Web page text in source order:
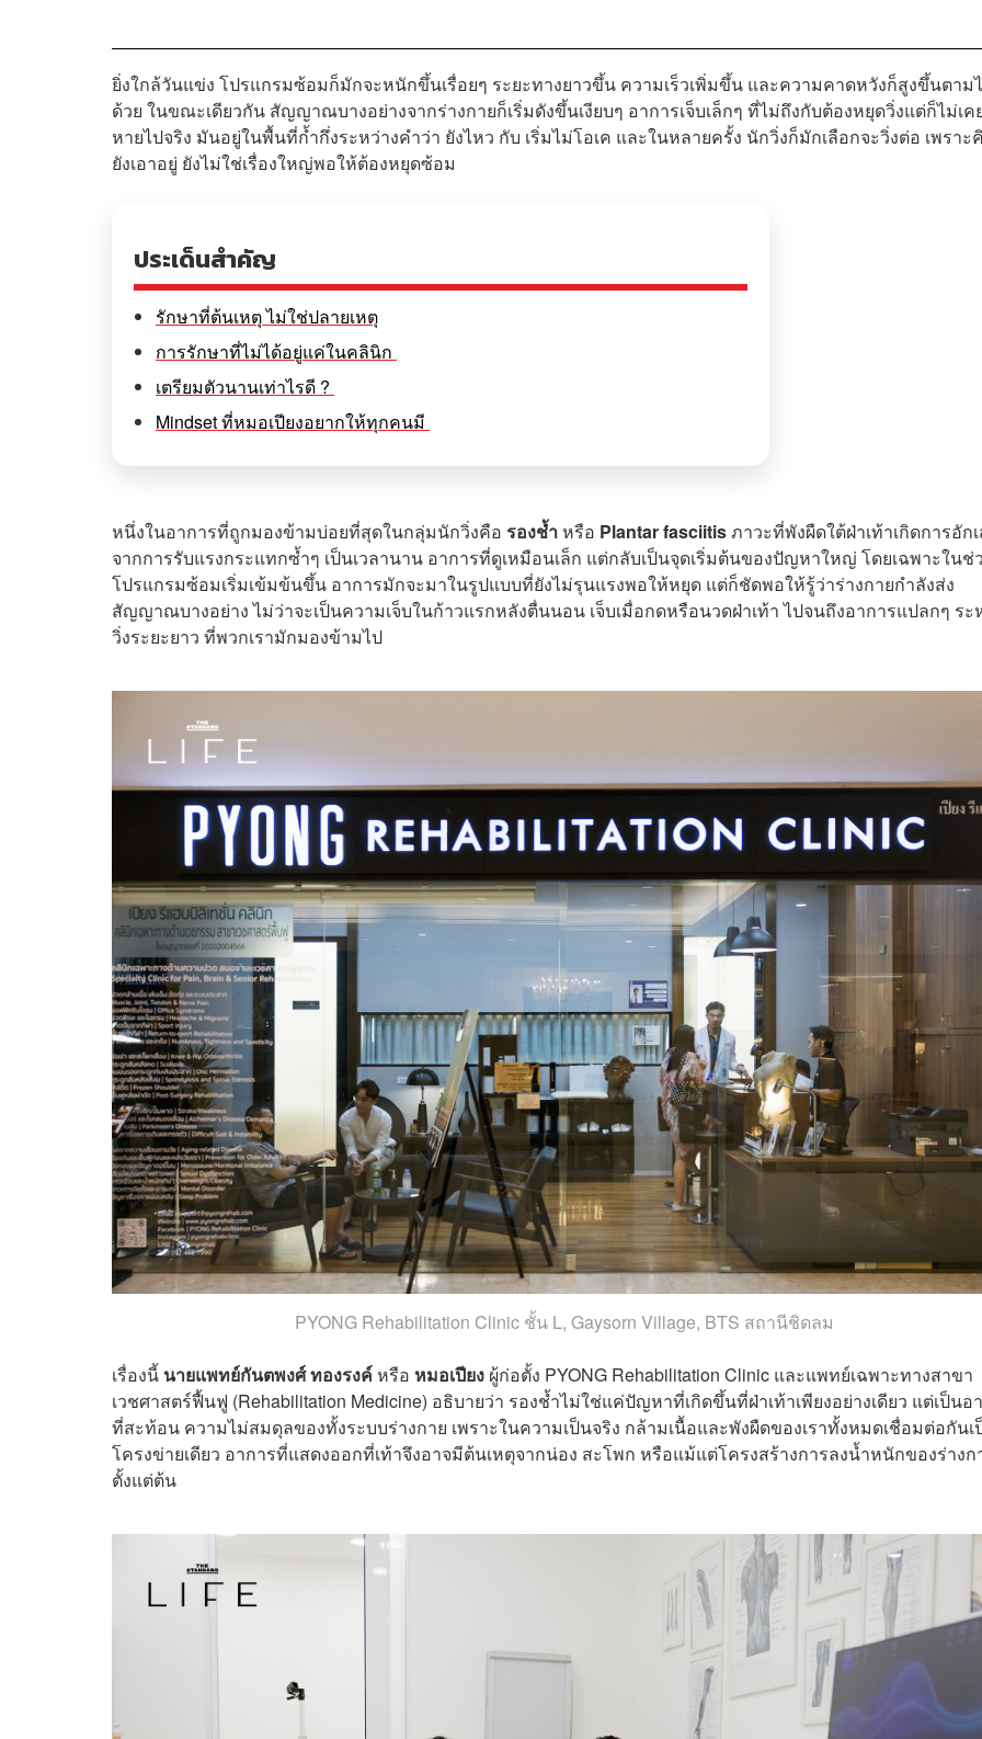
ยิ่งใกล้วันแข่ง โปรแกรมซ้อมก็มักจะหนักขึ้นเรื่อยๆ ระยะทางยาวขึ้น ความเร็วเพิ่มขึ้น และความคาดหวังก็สูงขึ้นตาม
ด้วย ในขณะเดียวกัน สัญญาณบางอย่างจากร่างกายก็เริ่มดังขึ้นเงียบๆ อาการเจ็บเล็กๆ ที่ไม่ถึงกับต้องหยุดวิ่งแต่ก็ไม่เค
หายไปจริง มันอยู่ในพื้นที่ก้ำกึ่งระหว่างคำว่า ยังไหว กับ เริ่มไม่โอเค และในหลายครั้ง นักวิ่งก็มักเลือกจะวิ่งต่อ เพราะ
ยังเอาอยู่ ยังไม่ใช่เรื่องใหญ่พอให้ต้องหยุดซ้อม
ประเด็นสำคัญ
รักษาที่ต้นเหตุ ไม่ใช่ปลายเหตุ
การรักษาที่ไม่ได้อยู่แค่ในคลินิก
เตรียมตัวนานเท่าไรดี ?
Mindset ที่หมอเปียงอยากให้ทุกคนมี
หนึ่งในอาการที่ถูกมองข้ามบ่อยที่สุดในกลุ่มนักวิ่งคือ รองช้ำหรือ Plantar fasciitisภาวะที่พังผืดใต้ฝ่าเท้าเกิดการอัก
จากการรับแรงกระแทกซ้ำๆ เป็นเวลานาน อาการที่ดูเหมือนเล็ก แต่กลับเป็นจุดเริ่มต้นของปัญหาใหญ่ โดยเฉพาะในช่
โปรแกรมซ้อมเริ่มเข้มข้นขึ้น อาการมักจะมาในรูปแบบที่ยังไม่รุนแรงพอให้หยุด แต่ก็ชัดพอให้รู้ว่าร่างกายกำลังส่ง
สัญญาณบางอย่าง ไม่ว่าจะเป็นความเจ็บในก้าวแรกหลังตื่นนอน เจ็บเมื่อกดหรือนวดฝ่าเท้า ไปจนถึงอาการแปลกๆ ระ
วิ่งระยะยาว ที่พวกเรามักมองข้ามไป
PYONG Rehabilitation Clinic ชั้น L, Gaysorn Village, BTS สถานีชิดลม
เรื่องนี้ นายแพทย์กันตพงศ์ ทองรงค์หรือ หมอเปียง ผู้ก่อตั้ง PYONG Rehabilitation Clinic และแพทย์เฉพาะทางสาขา
เวชศาสตร์ฟื้นฟู (Rehabilitation Medicine) อธิบายว่า รองช้ำไม่ใช่แค่ปัญหาที่เกิดขึ้นที่ฝ่าเท้าเพียงอย่างเดียว แต่เป็นอ
ที่สะท้อน ความไม่สมดุลของทั้งระบบร่างกาย เพราะในความเป็นจริง กล้ามเนื้อและพังผืดของเราทั้งหมดเชื่อมต่อกันเ
โครงข่ายเดียว อาการที่แสดงออกที่เท้าจึงอาจมีต้นเหตุจากน่อง สะโพก หรือแม้แต่โครงสร้างการลงน้ำหนักของร่างก
ตั้งแต่ต้น